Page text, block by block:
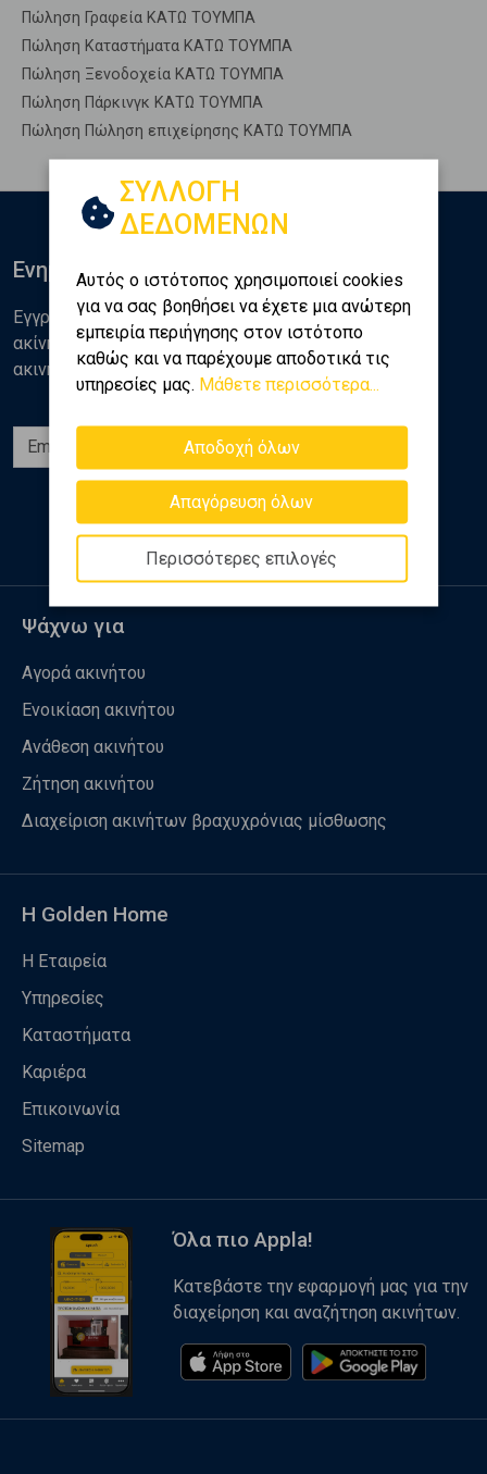
Πώληση Γραφεία ΚΑΤΩ ΤΟΥΜΠΑ
Πώληση Καταστήματα ΚΑΤΩ ΤΟΥΜΠΑ
Πώληση Ξενοδοχεία ΚΑΤΩ ΤΟΥΜΠΑ
Πώληση Πάρκινγκ ΚΑΤΩ ΤΟΥΜΠΑ
Πώληση Πώληση επιχείρησης ΚΑΤΩ ΤΟΥΜΠΑ
ΣΥΛΛΟΓΗ
ΔΕΔΟΜΕΝΩΝ
Αυτός ο ιστότοπος χρησιμοποιεί cookies
για να σας βοηθήσει να έχετε μια ανώτερη
εμπειρία περιήγησης στον ιστότοπο
καθώς και να παρέχουμε αποδοτικά τις
υπηρεσίες μας. Μάθετε περισσότερα...
Αποδοχή όλων
Απαγόρευση όλων
Περισσότερες επιλογές
Ενημερωθείτε
Εγγραφείτε στο newsletter της Golden Home για νέα
ακίνητα, αναλύσεις και διάφορα θέματα της αγοράς
ακινήτων
Εγγραφή
Ακολουθήστε μας
Ψάχνω για
Αγορά ακινήτου
Ενοικίαση ακινήτου
Ανάθεση ακινήτου
Ζήτηση ακινήτου
Διαχείριση ακινήτων βραχυχρόνιας μίσθωσης
Η Golden Home
Η Εταιρεία
Υπηρεσίες
Καταστήματα
Καριέρα
Επικοινωνία
Sitemap
Όλα πιο Appla!
Κατεβάστε την εφαρμογή μας για την
διαχείρηση και αναζήτηση ακινήτων.